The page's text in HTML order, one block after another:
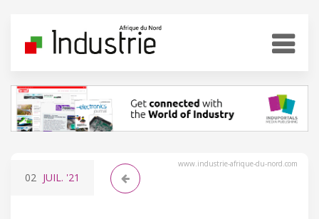
www.industrie-afrique-du-nord.com
02 JUIL. '21